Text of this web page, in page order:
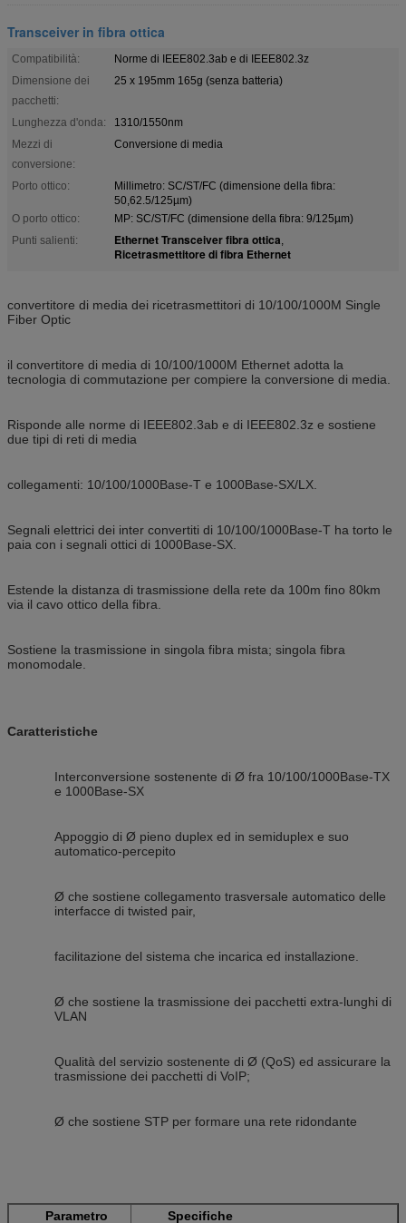
Transceiver in fibra ottica
Compatibilità:
Norme di IEEE802.3ab e di IEEE802.3z
Dimensione dei
pacchetti:
25 x 195mm 165g (senza batteria)
Lunghezza d'onda:
1310/1550nm
Mezzi di
conversione:
Conversione di media
Porto ottico:
Millimetro: SC/ST/FC (dimensione della fibra:
50,62.5/125µm)
O porto ottico:
MP: SC/ST/FC (dimensione della fibra: 9/125µm)
Punti salienti:
Ethernet Transceiver fibra ottica,
Ricetrasmettitore di fibra Ethernet
convertitore di media dei ricetrasmettitori di 10/100/1000M Single
Fiber Optic
il convertitore di media di 10/100/1000M Ethernet adotta la
tecnologia di commutazione per compiere la conversione di media.
Risponde alle norme di IEEE802.3ab e di IEEE802.3z e sostiene
due tipi di reti di media
collegamenti: 10/100/1000Base-T e 1000Base-SX/LX.
Segnali elettrici dei inter convertiti di 10/100/1000Base-T ha torto le
paia con i segnali ottici di 1000Base-SX.
Estende la distanza di trasmissione della rete da 100m fino 80km
via il cavo ottico della fibra.
Sostiene la trasmissione in singola fibra mista; singola fibra
monomodale.
Caratteristiche
Interconversione sostenente di Ø fra 10/100/1000Base-TX
e 1000Base-SX
Appoggio di Ø pieno duplex ed in semiduplex e suo
automatico-percepito
Ø che sostiene collegamento trasversale automatico delle
interfacce di twisted pair,
facilitazione del sistema che incarica ed installazione.
Ø che sostiene la trasmissione dei pacchetti extra-lunghi di
VLAN
Qualità del servizio sostenente di Ø (QoS) ed assicurare la
trasmissione dei pacchetti di VoIP;
Ø che sostiene STP per formare una rete ridondante
Parametro Specifiche